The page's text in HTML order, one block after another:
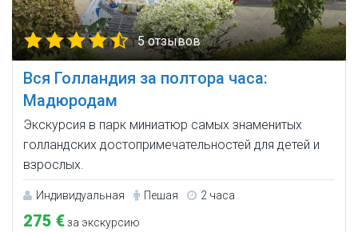
5 отзывов
Вся Голландия за полтора часа:
Мадюродам
Экскурсия в парк миниатюр самых знаменитых
голландских достопримечательностей для детей и
взрослых.
Индивидуальная Пешая 2 часа
275 €за экскурсию